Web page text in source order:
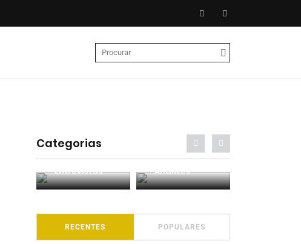
Categorias
Entrevistas Análises
RECENTES POPULARES